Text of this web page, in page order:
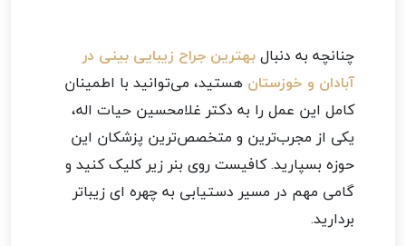
چنانچه به دنبالبهترین جراح زیبایی بینی در
آبادان و خوزستان هستید، می‌توانید با اطمینان
کامل این عمل را به دکتر غلامحسین حیات اله،
یکی از مجرب‌ترین و متخصص‌ترین پزشکان این
حوزه بسپارید. کافیست روی بنر زیر کلیک کنید و
گامی مهم در مسیر دستیابی به چهره ای زیباتر
بردارید.